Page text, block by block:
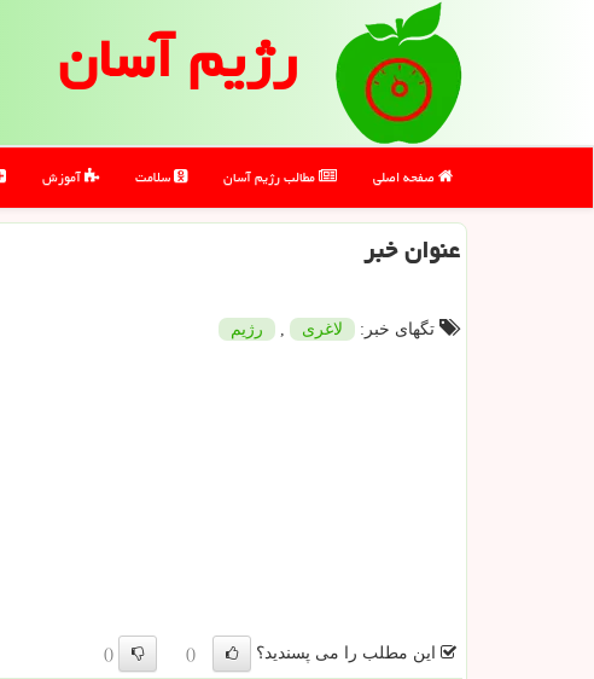
رژیم آسان
صفحه اصلی مطالب رژیم آسان سلامت آموزش
عنوان خبر
تگهای خبر: لاغری , رژیم
این مطلب را می پسندید؟ ()
()